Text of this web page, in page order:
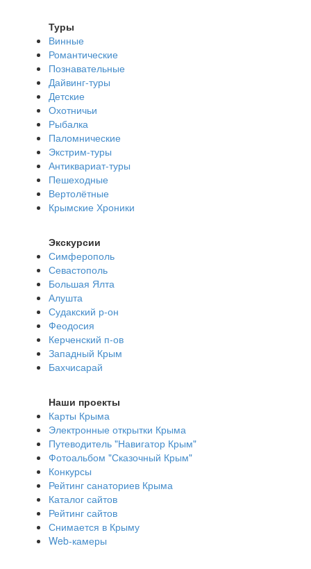
Туры
Винные
Романтические
Познавательные
Дайвинг-туры
Детские
Охотничьи
Рыбалка
Паломнические
Экстрим-туры
Антиквариат-туры
Пешеходные
Вертолётные
Крымские Хроники
Экскурсии
Симферополь
Севастополь
Большая Ялта
Алушта
Судакский р-он
Феодосия
Керченский п-ов
Западный Крым
Бахчисарай
Наши проекты
Карты Крыма
Электронные открытки Крыма
Путеводитель "Навигатор Крым"
Фотоальбом "Сказочный Крым"
Конкурсы
Рейтинг санаториев Крыма
Каталог сайтов
Рейтинг сайтов
Снимается в Крыму
Web-камеры